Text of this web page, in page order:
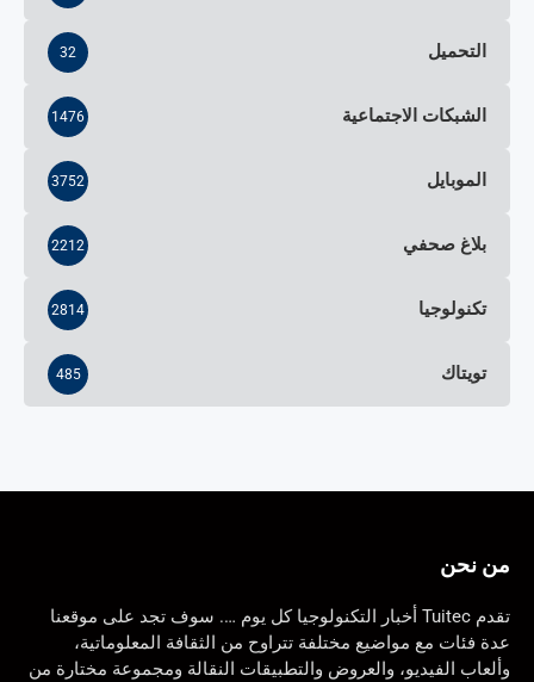
التحميل 32
الشبكات الاجتماعية 1476
الموبايل 3752
بلاغ صحفي 2212
تكنولوجيا 2814
تويتاك 485
من نحن
تقدم Tuitec أخبار التكنولوجيا كل يوم …. سوف تجد على موقعنا
عدة فئات مع مواضيع مختلفة تتراوح من الثقافة المعلوماتية،
وألعاب الفيديو، والعروض والتطبيقات النقالة ومجموعة مختارة من